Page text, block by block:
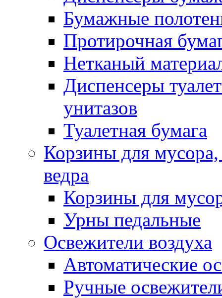
Бумажные
Протирочная
Нетканый
Диспенсеры
унитазов
Туалетная бумага
Корзины для
ведра
Корзины для
Урны педальные
Освежители воздуха
Автоматические
Ручные